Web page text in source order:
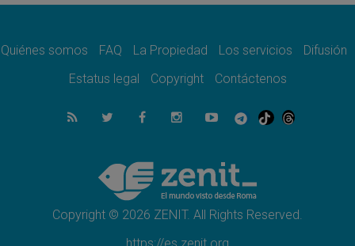
07.08.2026
07.08.2026
Universidades Católicas: «Exercises in
07.08.2026
Fortunatus Nwachukwu: la comunicación
SIGNIS 2026, dar voz a las religiosas en el
espacio público
Quiénes somos FAQ La Propiedad Los servicios
Difusión
Estatus legal
Copyright Contáctenos
Copyright © 2026 ZENIT. All Rights Reserved.